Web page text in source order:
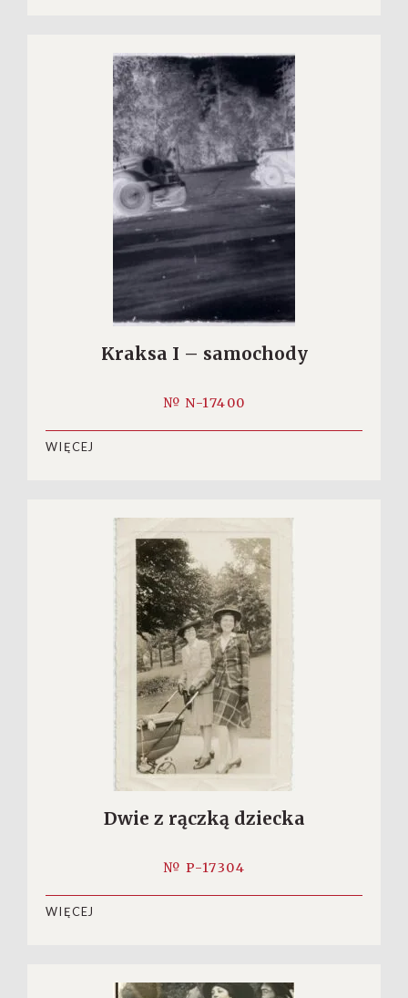
Kraksa I – samochody
№ N-17400
WIĘCEJ
Dwie z rączką dziecka
№ P-17304
WIĘCEJ